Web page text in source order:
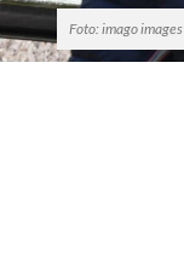
Foto: imago images